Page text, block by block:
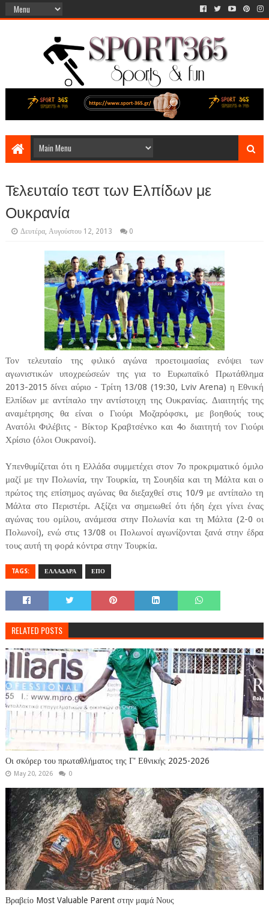
Τελευταίο τεστ των Ελπίδων με
Ουκρανία
Δευτέρα, Αυγούστου 12, 2013 0
Τον τελευταίο της φιλικό αγώνα προετοιμασίας ενόψει των
αγωνιστικών υποχρεώσεών της για το Ευρωπαϊκό Πρωτάθλημα
2013-2015 δίνει αύριο - Τρίτη 13/08 (19:30, Lviv Arena) η Εθνική
Ελπίδων με αντίπαλο την αντίστοιχη της Ουκρανίας. Διαιτητής της
αναμέτρησης θα είναι ο Γιούρι Μοζαρόφσκι, με βοηθούς τους
Ανατόλι Φιλέβιτς - Βίκτορ Κραβτσένκο και 4ο διαιτητή τον Γιούρι
Χρίσιο (όλοι Ουκρανοί).
Υπενθυμίζεται ότι η Ελλάδα συμμετέχει στον 7ο προκριματικό όμιλο
μαζί με την Πολωνία, την Τουρκία, τη Σουηδία και τη Μάλτα και ο
πρώτος της επίσημος αγώνας θα διεξαχθεί στις 10/9 με αντίπαλο τη
Μάλτα στο Περιστέρι. Αξίζει να σημειωθεί ότι ήδη έχει γίνει ένας
αγώνας του ομίλου, ανάμεσα στην Πολωνία και τη Μάλτα (2-0 οι
Πολωνοί), ενώ στις 13/08 οι Πολωνοί αγωνίζονται ξανά στην έδρα
τους αυτή τη φορά κόντρα στην Τουρκία.
TAGS: ΕΛΛΑΔΑΡΑ ΕΠΟ
RELATED POSTS
Οι σκόρερ του πρωταθλήματος της Γ' Εθνικής 2025-2026
May 20, 2026 0
Βραβείο Most Valuable Parent στην μαμά Νους